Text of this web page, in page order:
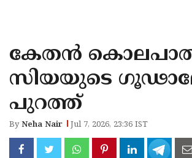
KANNUR
KASARAGOD
കേതൻ
സിയയുടെ
പുറത്ത്
ByNeha Nair Jul 7, 2026, 23:36 IST